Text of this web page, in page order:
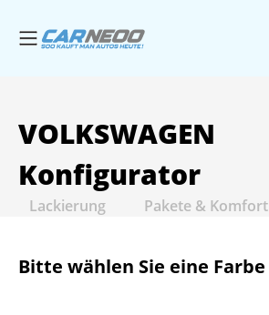
Menü öffnen
VOLKSWAGEN
Konfigurator
Lackierung Pakete & Komfort
Bitte wählen Sie eine Farbe